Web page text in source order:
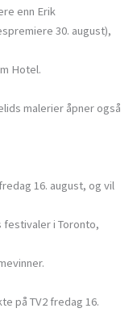
enn Erik
30. august),
Hotel.
malerier åpner også
16. august, og vil
i Toronto,
på TV2 fredag 16.